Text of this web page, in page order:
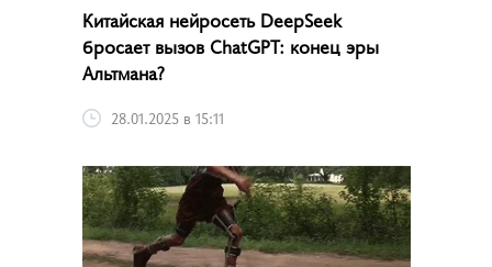
Китайская нейросеть DeepSeek
бросает вызов ChatGPT: конец эры
Альтмана?
28.01.2025 в 15:11